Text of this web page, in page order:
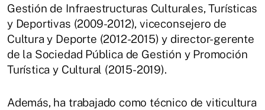
Gestión de Infraestructuras Culturales, Turísticas
y Deportivas (2009-2012), viceconsejero de
Cultura y Deporte (2012-2015) y director-gerente
de la Sociedad Pública de Gestión y Promoción
Turística y Cultural (2015-2019).
Además, ha trabajado como técnico de viticultura